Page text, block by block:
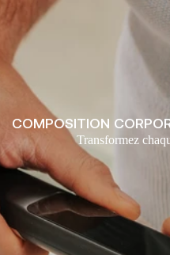
COMPOSITION
Transformez